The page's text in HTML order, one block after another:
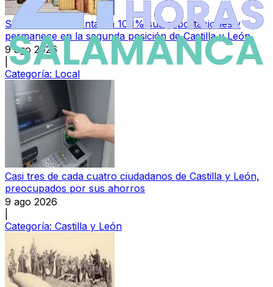
Salamanca aumenta un 10,1% sus exportaciones y
permanece en la segunda posición de Castilla y León
9 ago 2026
Categoría: Local
Casi tres de cada cuatro ciudadanos de Castilla y León,
preocupados por sus ahorros
9 ago 2026
Categoría: Castilla y León